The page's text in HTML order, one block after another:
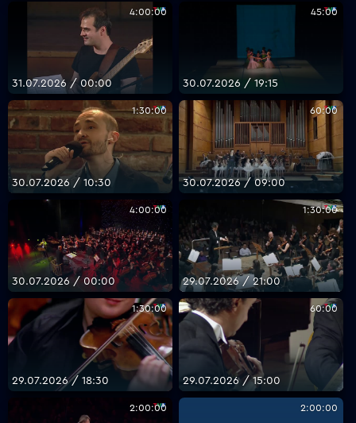
4:00:00
31.07.2026 / 00:00
45:00
30.07.2026 / 19:15
1:30:00
30.07.2026 / 10:30
60:00
30.07.2026 / 09:00
4:00:00
30.07.2026 / 00:00
1:30:00
29.07.2026 / 21:00
1:30:00
29.07.2026 / 18:30
60:00
29.07.2026 / 15:00
2:00:00 2:00:00